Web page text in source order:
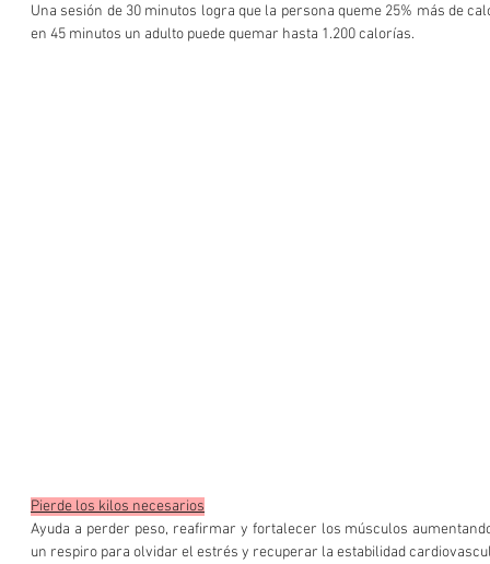
Una sesión de 30 minutos logra que la persona queme 25% más de
en 45 minutos un adulto puede quemar hasta 1.200 calorías.
Pierde los kilos necesarios
Ayuda a perder peso, reafirmar y fortalecer los músculos
un respiro para olvidar el estrés y recuperar la estabilidad